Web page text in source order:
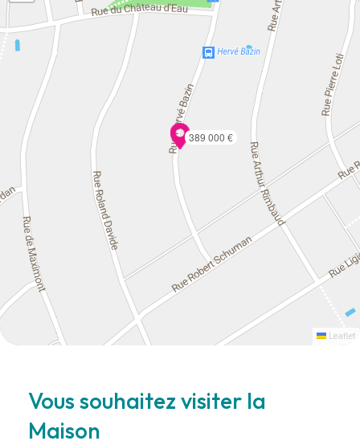
389 000 €
Leaflet
Vous souhaitez visiter la
Maison